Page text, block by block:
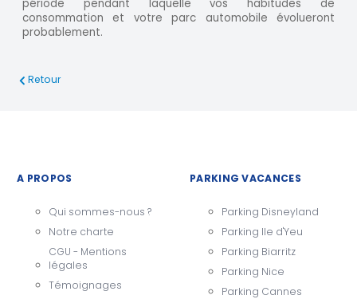
période pendant laquelle vos habitudes de
consommation et votre parc automobile évolueront
probablement.
Retour
A PROPOS
Qui sommes-nous ?
Notre charte
CGU - Mentions
légales
Témoignages
PARKING VACANCES
Parking Disneyland
Parking Ile d'Yeu
Parking Biarritz
Parking Nice
Parking Cannes